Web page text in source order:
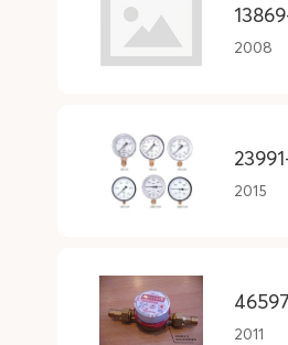
2008
2015
2011